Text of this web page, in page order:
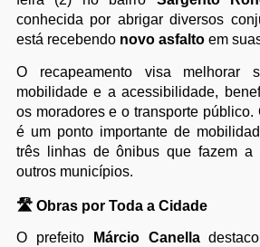
conhecida por abrigar diversos
está recebendo novo asfaltoem
O recapeamento visa melhorar
mobilidade e a acessibilidade,
os moradores e o transporte público.
é um ponto importante de
três linhas de ônibus que fazem a
outros municípios.
🛣️ Obras por Toda a Cidade
O prefeito Márcio Canella